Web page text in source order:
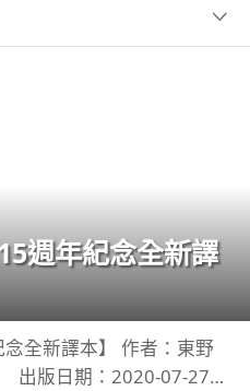
週年紀念全新譯
全新譯本】 作者：東野
版日期：2020-07-27